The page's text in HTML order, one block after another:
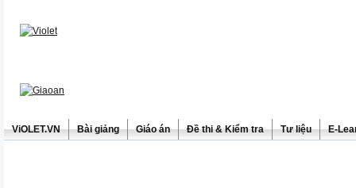
ViOLET.VN Bài giảng Giáo án Đề thi & Kiểm tra Tư liệu E-